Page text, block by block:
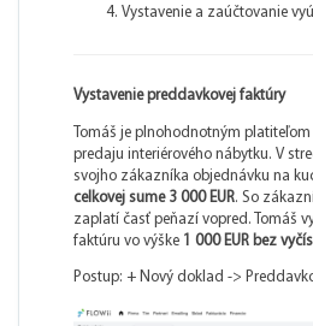
Vystavenie a zaúčtovanie
Vystavenie preddavkovej faktúry
Tomáš je plnohodnotným platiteľom
predaju interiérového nábytku. V
svojho zákazníka objednávku na
celkovej sume 3 000 EUR. So
zaplatí časť peňazí vopred. Tomáš
faktúru vo výške 1 000 EUR bez
Postup: + Nový doklad ->